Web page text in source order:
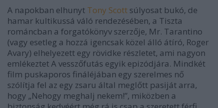
A napokban elhunyt Tony Scott súlyosat bukó, de
hamar kultikussá váló rendezésében, a Tiszta
románcban a forgatókönyv szerzője, Mr. Tarantino
(vagy esetleg a hozzá igencsak közel álló átíró, Roger
Avary) elhelyezett egy rövidke részletet, ami nagyon
emlékeztetA vesszőfutás egyik epizódjára. Mindkét
film puskaporos fináléjában egy szerelmes nő
szólítja fel az egy zsaru által meglőtt pasiját arra,
hogy „Nehogy meghalj nekem!”, miközben a